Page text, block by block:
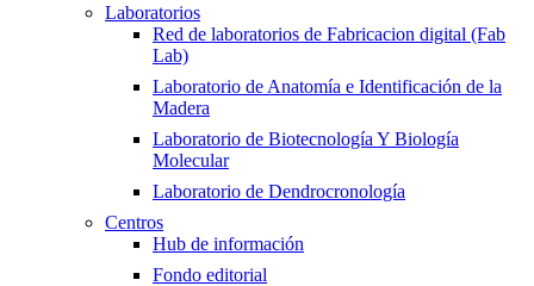
Laboratorios
Red de laboratorios de Fabricacion digital (Fab
Lab)
Laboratorio de Anatomía e Identificación de la
Madera
Laboratorio de Biotecnología Y Biología
Molecular
Laboratorio de Dendrocronología
Centros
Hub de información
Fondo editorial